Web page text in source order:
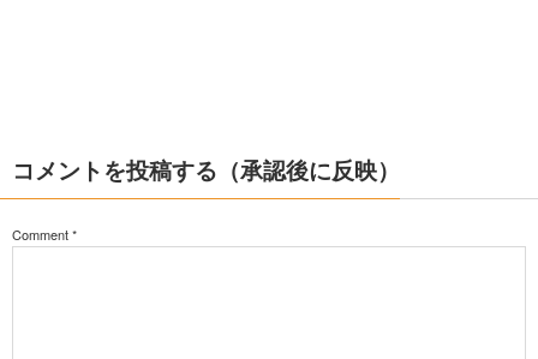
コメントを投稿する（承認後に反映）
Comment*